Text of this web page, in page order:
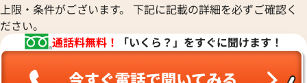
上限・条件がございます。 下記に記載の詳細を必ずご確認く
ださい。
通話料無料！
「いくら？」をすぐに聞けます！